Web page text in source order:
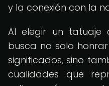
y la conexión con la
Al elegir un tatuaje
busca no solo
significados, sino
cualidades que